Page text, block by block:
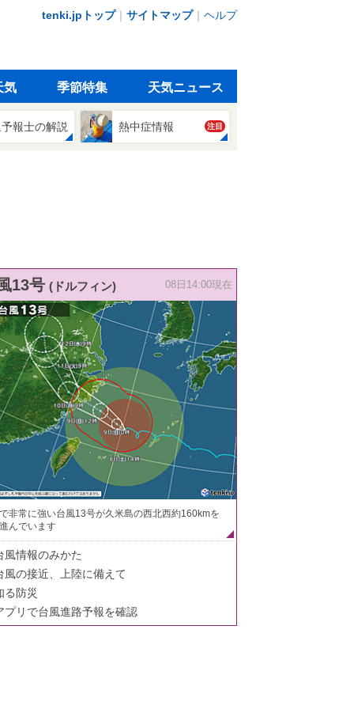
tenki.jpトップ｜ サイトマップ｜ ヘルプ
気 季節特集 天気ニュース
報士の解説 熱中症情報 注目
13号 (ドルフィン) 08日14:00現在
非常に強い台風13号が久米島の西北西約160kmを
んでいます
風情報のみかた
風の接近、上陸に備えて
る防災
プリで台風進路予報を確認